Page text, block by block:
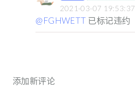
2021-03-07 19:53:37
@FGHWETT 已标记违约
添加新评论